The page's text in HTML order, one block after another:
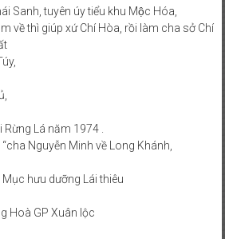
Sanh, tuyên úy tiểu khu Mộc Hóa,
về thì giúp xứ Chí Hòa, rồi làm cha sở Chí
Rừng Lá năm 1974 .
Nguyễn Minh về Long Khánh,
hưu dưỡng Lái thiêu
Hoà GP Xuân lộc